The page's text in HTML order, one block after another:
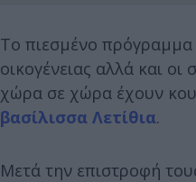
Το πιεσμένο πρόγραμμα
οικογένειας αλλά και οι
χώρα σε χώρα έχουν
βασίλισσα Λετίθια.
Μετά την επιστροφή